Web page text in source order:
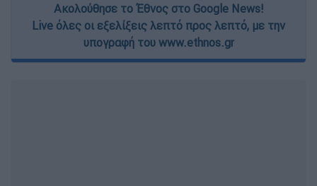
Ακολούθησε το Έθνος στο Google News!
Live όλες οι εξελίξεις λεπτό προς λεπτό, με την
υπογραφή του www.ethnos.gr